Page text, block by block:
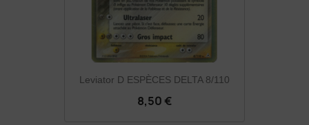
Leviator D ESPÈCES DELTA 8/110
8,50 €